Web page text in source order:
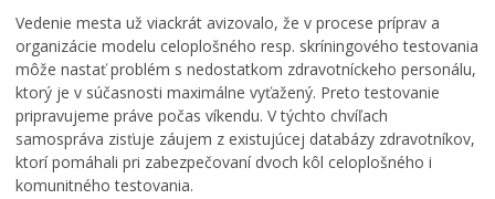
Vedenie mesta už viackrát avizovalo, že v procese príprav a
organizácie modelu celoplošného resp. skríningového testovania
môže nastať problém s nedostatkom zdravotníckeho personálu,
ktorý je v súčasnosti maximálne vyťažený. Preto testovanie
pripravujeme práve počas víkendu. V týchto chvíľach
samospráva zisťuje záujem z existujúcej databázy zdravotníkov,
ktorí pomáhali pri zabezpečovaní dvoch kôl celoplošného i
komunitného testovania.
n
e
z
a
s
a
d
n
B
y
s
t
r
i
c
a
m
e
s
t
s
k
ý
p